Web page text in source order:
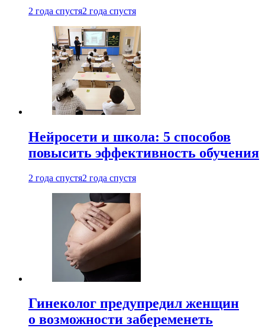
2 года спустя2 года спустя
Нейросети и школа: 5 способов
повысить эффективность обучения
2 года спустя2 года спустя
Гинеколог предупредил женщин
о возможности забеременеть